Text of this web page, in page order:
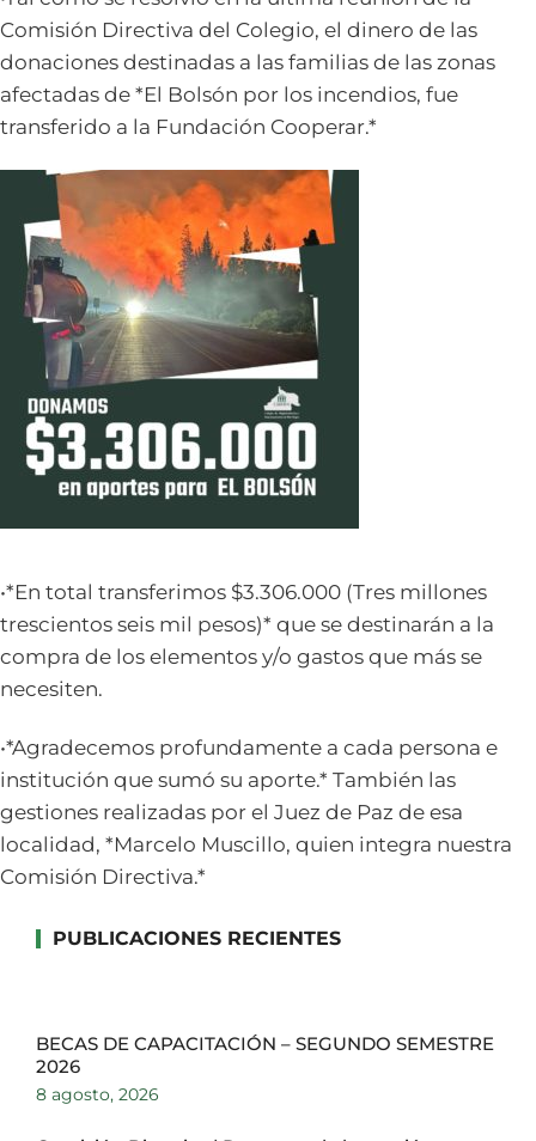
Comisión Directiva del Colegio, el dinero de las
donaciones destinadas a las familias de las zonas
afectadas de *El Bolsón por los incendios, fue
transferido a la Fundación Cooperar.*
•*En total transferimos $3.306.000 (Tres millones
trescientos seis mil pesos)* que se destinarán a la
compra de los elementos y/o gastos que más se
necesiten.
•*Agradecemos profundamente a cada persona e
institución que sumó su aporte.* También las
gestiones realizadas por el Juez de Paz de esa
localidad, *Marcelo Muscillo, quien integra nuestra
Comisión Directiva.*
PUBLICACIONES RECIENTES
BECAS DE CAPACITACIÓN – SEGUNDO SEMESTRE
2026
8 agosto, 2026